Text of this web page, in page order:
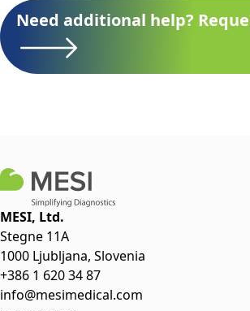
Need additional help?
MESI, Ltd.
Stegne 11A
1000 Ljubljana, Slovenia
+386 1 620 34 87
info@mesimedical.com